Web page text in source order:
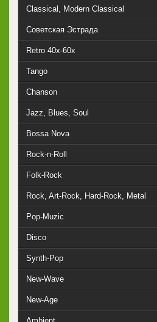
Classical, Modern Classical
Советская Эстрада
Retro 40x-60x
Tango
Chanson
Jazz, Blues, Soul
Bossa Nova
Rock-n-Roll
Folk-Rock
Rock, Art-Rock, Hard-Rock, Metal
Pop-Muzic
Disco
Synth-Pop
New-Wave
New-Age